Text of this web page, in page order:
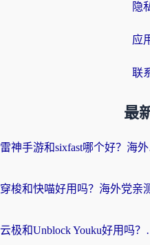
隐
应
联
最
雷神
云极和